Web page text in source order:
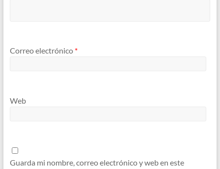
Correo electrónico *
Web
Guarda mi nombre, correo electrónico y web en este